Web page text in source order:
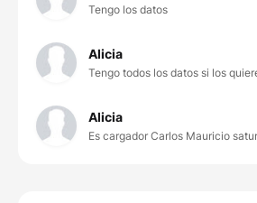
Tengo los datos
Alicia
Tengo todos los datos si los
Alicia
Es cargador Carlos Mauricio